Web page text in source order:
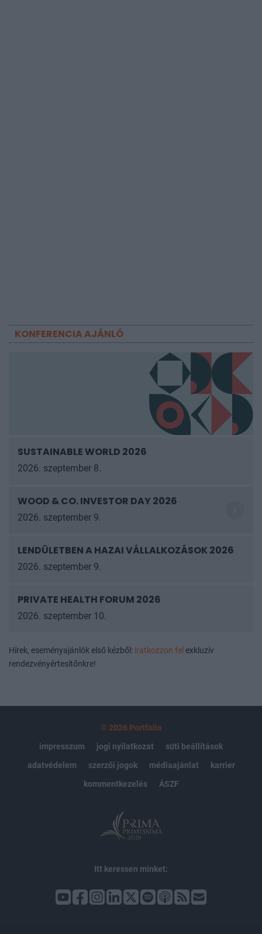
KONFERENCIA AJÁNLÓ
SUSTAINABLE WORLD 2026
2026. szeptember 8.
WOOD & CO. INVESTOR DAY 2026
2026. szeptember 9.
LENDÜLETBEN A HAZAI VÁLLALKOZÁSOK
2026
PRIVATE HEALTH FORUM 2026
Hírek, eseményajánlók első kézből: